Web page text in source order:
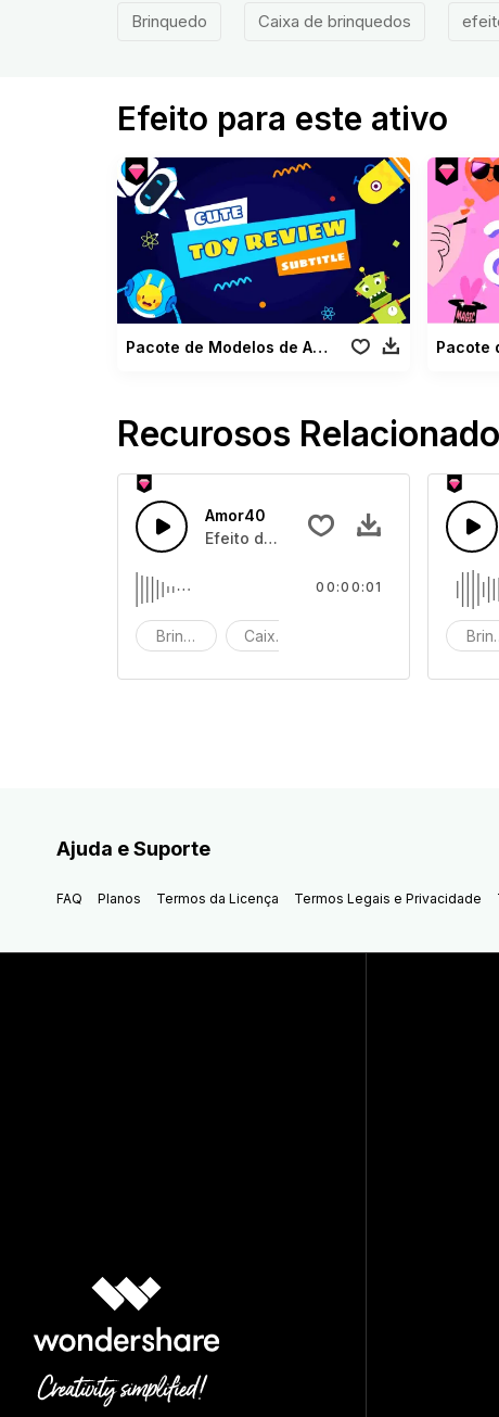
Brinquedo Caixa de brinquedos
Efeito para este ativo
Pacote de Modelos de Análises de Brinquedos
Recurosos
Amor40
Efeito de som de caixa de brinquedos
Brinquedo Caixa de brinquedos
00:00:01
Ajuda e Suporte
FAQ Planos Termos da Licença Termos Legais e Privacidade